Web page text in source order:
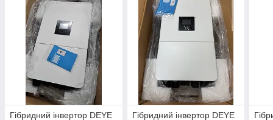
Гібридний інвертор DEYE
Гібридний інвертор DEYE